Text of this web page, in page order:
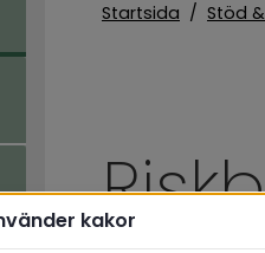
Startsida / Stöd
kakor